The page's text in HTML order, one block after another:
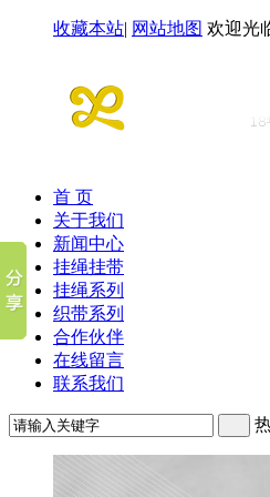
收藏本站| 网站地图 欢迎光
首 页
关于我们
新闻中心
挂绳挂带
挂绳系列
织带系列
合作伙伴
在线留言
联系我们